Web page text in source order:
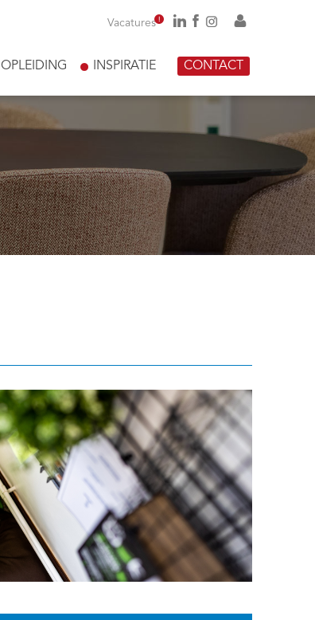
Vacatures !
OPLEIDING INSPIRATIE CONTACT